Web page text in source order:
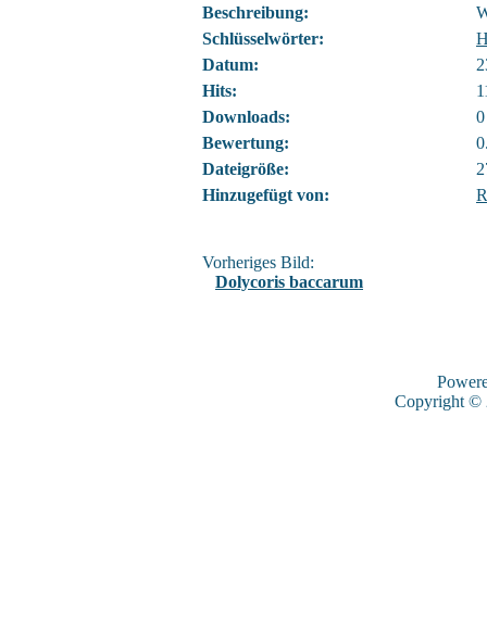
Beschreibung:
Schlüsselwörter:
Datum:
Hits:
Downloads:
0
Bewertung:
Dateigröße:
Hinzugefügt von:
Vorheriges Bild:
Dolycoris baccarum
Copyright ©